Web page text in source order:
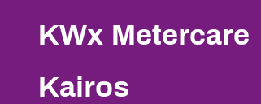
KWx Metercare
Kairos